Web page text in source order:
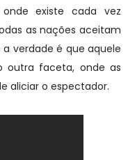
onde existe cada vez
as nações aceitam
verdade é que aquele
outra faceta, onde as
aliciar o espectador.